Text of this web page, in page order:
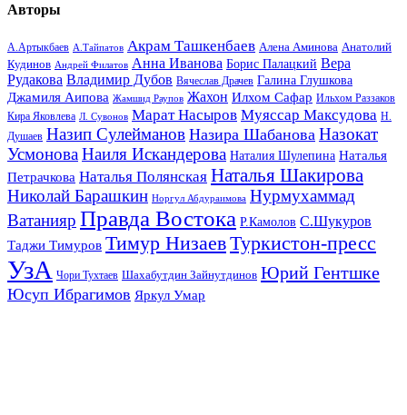
Авторы
А.Артыкбаев А.Тайпатов Акрам Ташкенбаев Алена Аминова Анатолий
Кудинов Андрей Филатов Анна Иванова Борис Палацкий Вера
Рудакова Владимир Дубов Вячеслав Драчев Галина Глушкова
Джамиля Аипова Жамшид Раупов Жахон Илхом Сафар Ильхом Раззаков
Кира Яковлева Л. Сувонов Марат Насыров Муяссар Максудова Н.
Душаев Назип Сулейманов Назира Шабанова Назокат
УсмоноваНаиля Искандерова Наталия Шулепина Наталья
Петрачкова Наталья Полянская Наталья Шакирова
Николай Барашкин Норгул Абдураимова Нурмухаммад
Ватанияр Правда Востока Р.Камолов С.Шукуров
Таджи Тимуров Тимур НизаевТуркистон-пресс
УзА Чори Тухтаев Шахабутдин Зайнутдинов Юрий Гентшке
Юсуп Ибрагимов Яркул Умар